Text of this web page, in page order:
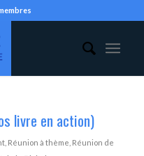
livre en action)
, Réunion à thème Réunion de